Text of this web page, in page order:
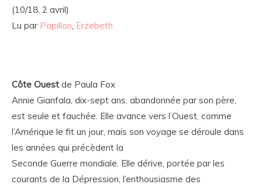
(10/18, 2 avril)
Lu par Papillon, Erzebeth
Côte Ouest de Paula Fox
Annie Gianfala, dix-sept ans, abandonnée par son père,
est seule et fauchée. Elle avance vers l’Ouest, comme
l’Amérique le fit un jour, mais son voyage se déroule dans
les années qui précèdent la
Seconde Guerre mondiale. Elle dérive, portée par les
courants de la Dépression, l’enthousiasme des